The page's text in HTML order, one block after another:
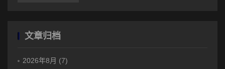
文章归档
2026年8月 (7)